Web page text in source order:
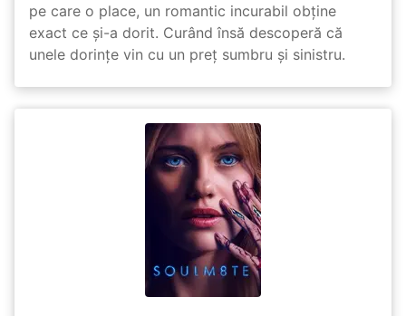
pe care o place, un romantic incurabil obține
exact ce și-a dorit. Curând însă descoperă că
unele dorințe vin cu un preț sumbru și sinistru.